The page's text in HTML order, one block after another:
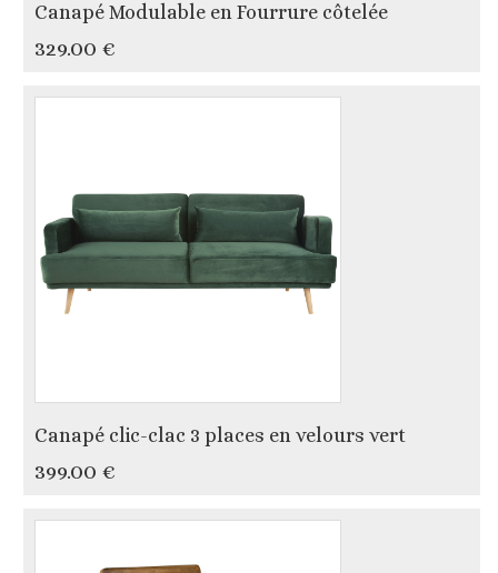
Canapé Modulable en Fourrure côtelée
329.00 €
Canapé clic-clac 3 places en velours vert
399.00 €